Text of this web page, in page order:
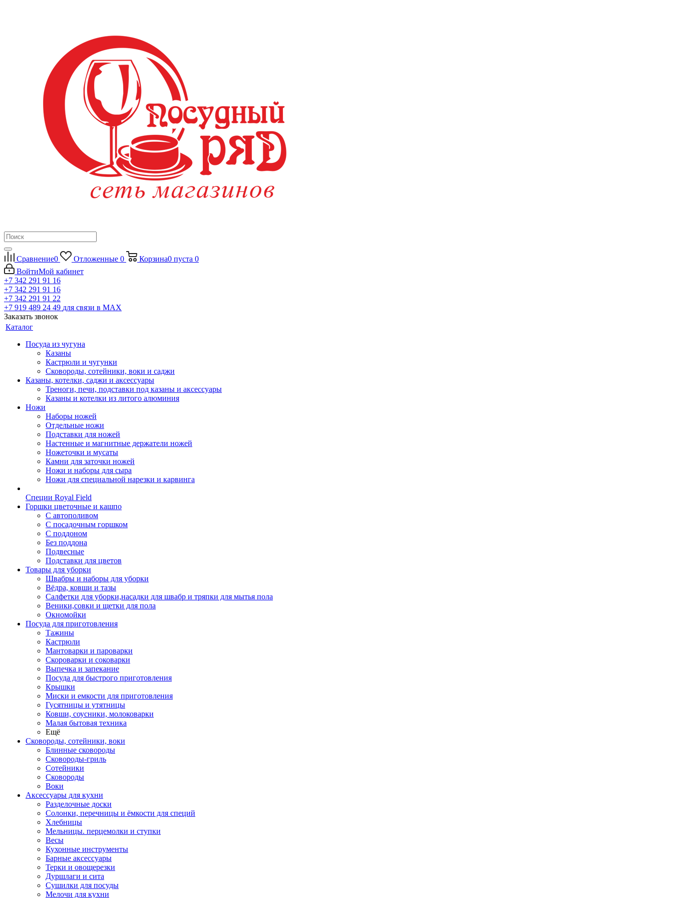
Сравнение0 Отложенные 0 Корзина0 пуста 0
ВойтиМой кабинет
+7 342 291 91 16
+7 342 291 91 16
+7 342 291 91 22
+7 919 489 24 49 для связи в МАХ
Заказать звонок
Каталог
Посуда из чугуна
Казаны
Кастрюли и чугунки
Сковороды, сотейники, воки и саджи
Казаны, котелки, саджи и аксессуары
Треноги, печи, подставки под казаны и аксессуары
Казаны и котелки из литого алюминия
Ножи
Наборы ножей
Отдельные ножи
Подставки для ножей
Настенные и магнитные держатели ножей
Ножеточки и мусаты
Камни для заточки ножей
Ножи и наборы для сыра
Ножи для специальной нарезки и карвинга
Специи Royal Field
Горшки цветочные и кашпо
С автополивом
С посадочным горшком
С поддоном
Без поддона
Подвесные
Подставки для цветов
Товары для уборки
Швабры и наборы для уборки
Вёдра, ковши и тазы
Салфетки для уборки,насадки для швабр и тряпки для мытья пола
Веники,совки и щетки для пола
Окномойки
Посуда для приготовления
Тажины
Кастрюли
Мантоварки и пароварки
Скороварки и соковарки
Выпечка и запекание
Посуда для быстрого приготовления
Крышки
Миски и емкости для приготовления
Гусятницы и утятницы
Ковши, соусники, молоковарки
Малая бытовая техника
Ещё
Сковороды, сотейники, воки
Блинные сковороды
Сковороды-гриль
Сотейники
Сковороды
Воки
Аксессуары для кухни
Разделочные доски
Солонки, перечницы и ёмкости для специй
Хлебницы
Мельницы. перцемолки и ступки
Весы
Кухонные инструменты
Барные аксессуары
Терки и овощерезки
Дуршлаги и сита
Сушилки для посуды
Мелочи для кухни